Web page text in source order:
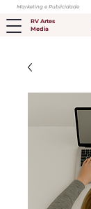
Marketing e Publicidade
RV Artes
Media